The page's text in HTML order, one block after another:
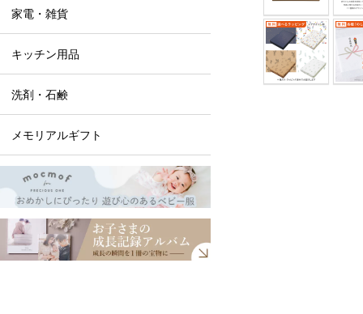
家電・雑貨
キッチン用品
洗剤・石鹸
メモリアルギフト